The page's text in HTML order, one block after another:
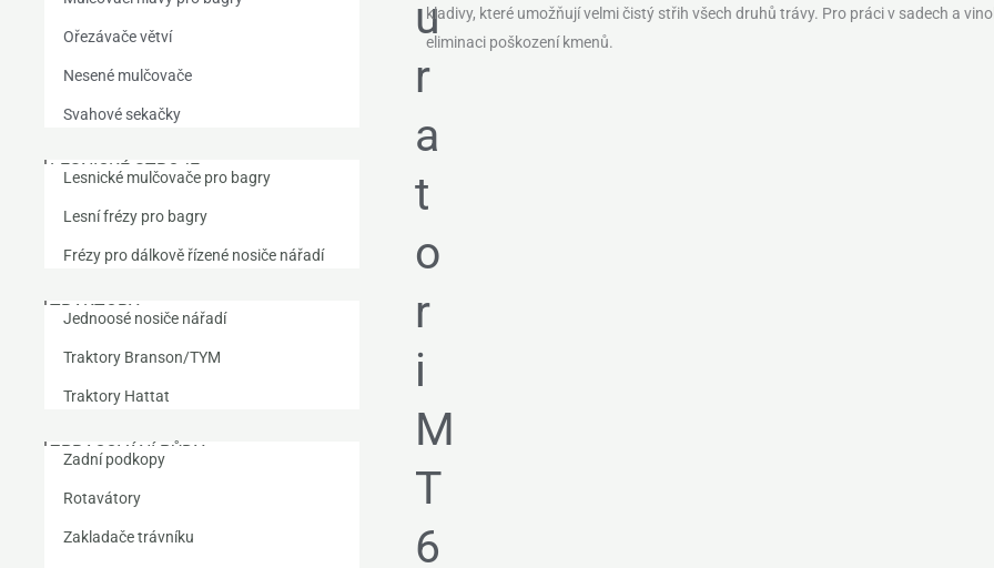
Ořezávače větví
Nesené mulčovače
Svahové sekačky
LESNICKÉ STROJE
Lesnické mulčovače pro bagry
Lesní frézy pro bagry
Frézy pro dálkově řízené nosiče nářadí
TRAKTORY
Jednoosé nosiče nářadí
Traktory Branson/TYM
Traktory Hattat
ZPRACOVÁNÍ PŮDY
Zadní podkopy
Rotavátory
Zakladače trávníku
u
r
a
t
o
r
i
M
T
6
kladivy, které umožňují velmi čistý střih všech druhů trávy. Pro práci v sadech a
eliminaci poškození kmenů.